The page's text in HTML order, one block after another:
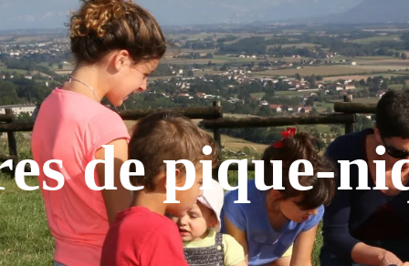
de pique-